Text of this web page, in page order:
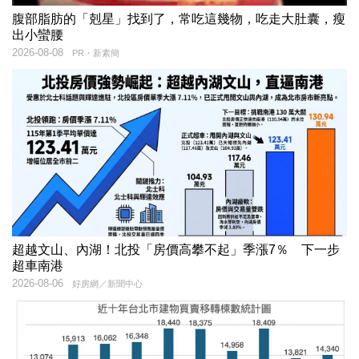
腹部脂肪的「剋星」找到了，常吃這幾物，吃走大肚囊，瘦
出小蠻腰
PR・新素簡
2026-08-08
超越文山、內湖！北投「房價高攀不起」季漲7％ 下一步
超車南港
好房網／新聞中心
2026-08-06